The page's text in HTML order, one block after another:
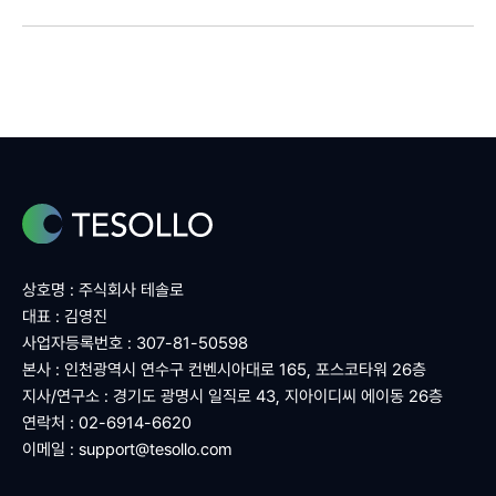
상호명 : 주식회사 테솔로
대표 : 김영진
사업자등록번호 : 307-81-50598
본사 : 인천광역시 연수구 컨벤시아대로 165, 포스코타워 26층
지사/연구소 : 경기도 광명시 일직로 43, 지아이디씨 에이동 26층
연락처 : 02-6914-6620
이메일 : support@tesollo.com